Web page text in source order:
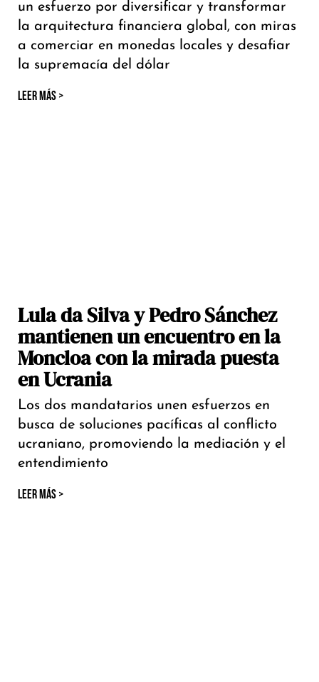
un esfuerzo por diversificar y transformar
la arquitectura financiera global, con miras
a comerciar en monedas locales y desafiar
la supremacía del dólar
LEER MÁS >
Lula da Silva y Pedro Sánchez
mantienen un encuentro en la
Moncloa con la mirada puesta
en Ucrania
Los dos mandatarios unen esfuerzos en
busca de soluciones pacíficas al conflicto
ucraniano, promoviendo la mediación y el
entendimiento
LEER MÁS >